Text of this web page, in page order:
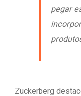
pegar
Zuckerberg